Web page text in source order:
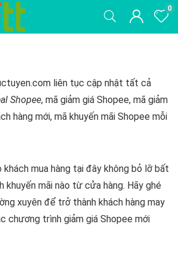
0
liên tục cập nhật tất cả
Shopee, mã giảm giá Shopee, mã giảm
hàng mới, mã khuyến mãi Shopee mỗi
khách mua hàng tại đây không bỏ lỡ bất
mãi nào từ cửa hàng. Hãy ghé
xuyên để trở thành khách hàng may
chương trình giảm giá Shopee mới